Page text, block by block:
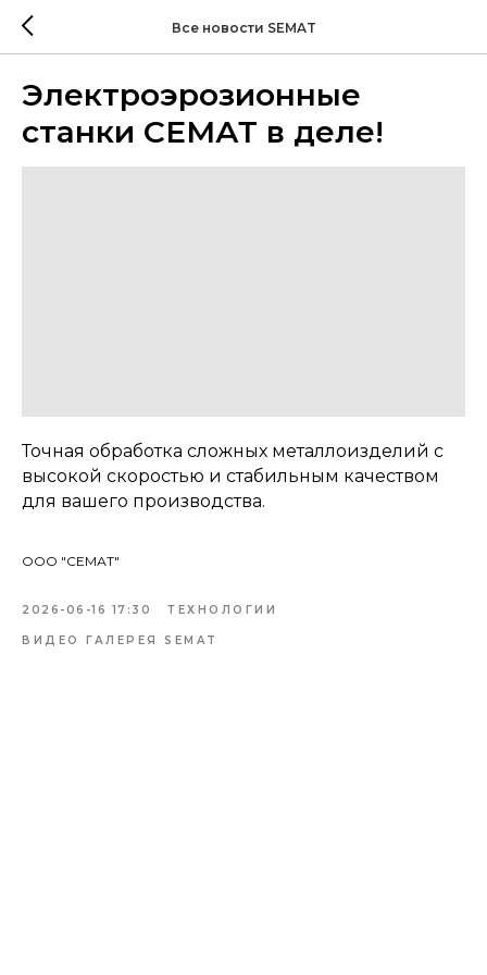
Все новости SEMAT
Электроэрозионные
станки СЕМАТ в деле!
Точная обработка сложных металлоизделий с
высокой скоростью и стабильным качеством
для вашего производства.
ООО "СЕМАТ"
2026-06-16 17:30 ТЕХНОЛОГИИ
ВИДЕО ГАЛЕРЕЯ SEMAT